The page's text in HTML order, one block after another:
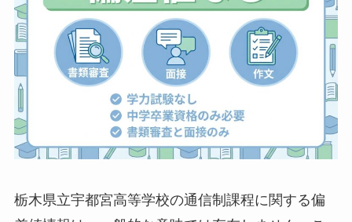
栃木県立宇都宮高等学校の通信制課程に関する偏